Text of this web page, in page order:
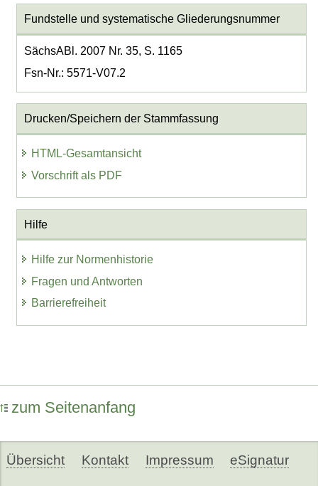
Fundstelle und systematische Gliederungsnummer
SächsABl. 2007 Nr. 35, S. 1165
Fsn-Nr.: 5571-V07.2
Drucken/Speichern der Stammfassung
HTML-Gesamtansicht
Vorschrift als PDF
Hilfe
Hilfe zur Normenhistorie
Fragen und Antworten
Barrierefreiheit
zum Seitenanfang
Übersicht Kontakt Impressum eSignatur